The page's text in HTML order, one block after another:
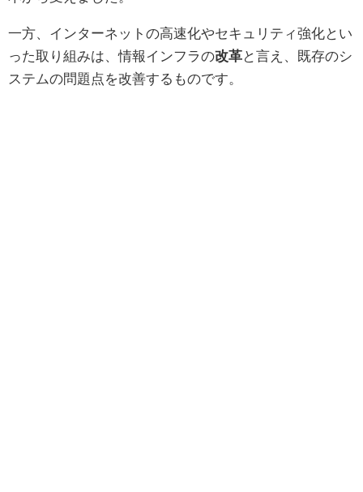
一方、インターネットの高速化やセキュリティ強化とい
った取り組みは、情報インフラの改革と言え、既存のシ
ステムの問題点を改善するものです。